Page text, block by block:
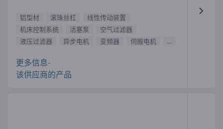
铝型材 滚珠丝杠
线性传动装置
机床控制系统
活塞泵
空气过滤器
液压过滤器
异步电机 变频器 伺服电机 ...
更多信息-
该供应商的产品